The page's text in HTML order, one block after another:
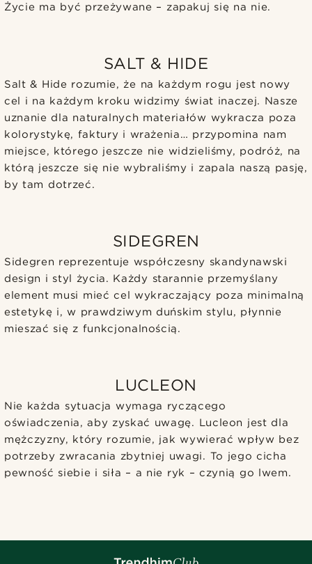
Życie ma być przeżywane – zapakuj się na nie.
SALT & HIDE
Salt & Hide rozumie, że na każdym rogu jest nowy
cel i na każdym kroku widzimy świat inaczej. Nasze
uznanie dla naturalnych materiałów wykracza poza
kolorystykę, faktury i wrażenia… przypomina nam
miejsce, którego jeszcze nie widzieliśmy, podróż, na
którą jeszcze się nie wybraliśmy i zapala naszą pasję,
by tam dotrzeć.
SIDEGREN
Sidegren reprezentuje współczesny skandynawski
design i styl życia. Każdy starannie przemyślany
element musi mieć cel wykraczający poza minimalną
estetykę i, w prawdziwym duńskim stylu, płynnie
mieszać się z funkcjonalnością.
LUCLEON
Nie każda sytuacja wymaga ryczącego
oświadczenia, aby zyskać uwagę. Lucleon jest dla
mężczyzny, który rozumie, jak wywierać wpływ bez
potrzeby zwracania zbytniej uwagi. To jego cicha
pewność siebie i siła – a nie ryk – czynią go lwem.